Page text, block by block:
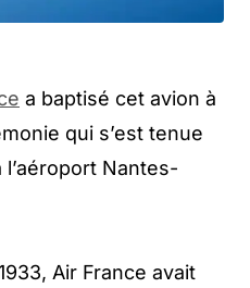
a baptisé cet avion à
qui s’est tenue
Nantes-
Air France avait